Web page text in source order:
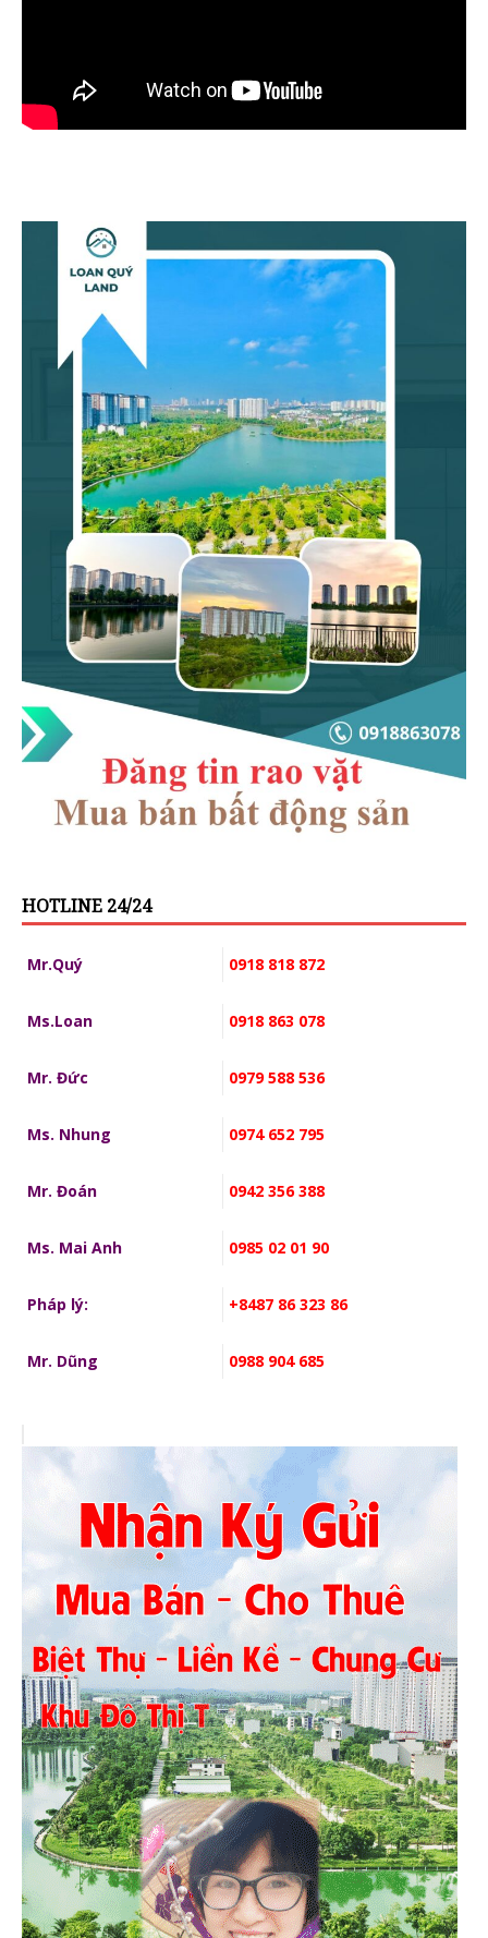
HOTLINE 24/24
Mr.Quý 0918 818 872
Ms.Loan 0918 863 078
Mr. Đức 0979 588 536
Ms. Nhung 0974 652 795
Mr. Đoán 0942 356 388
Ms. Mai Anh 0985 02 01 90
Pháp lý: +8487 86 323 86
Mr. Dũng 0988 904 685